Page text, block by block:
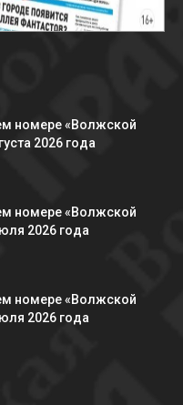
номере «Волжской
2026 года
номере «Волжской
2026 года
номере «Волжской
2026 года